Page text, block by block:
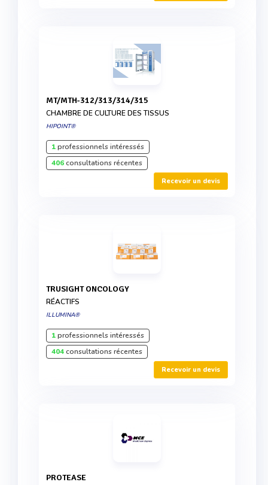
MT/MTH-312/313/314/315
CHAMBRE DE CULTURE DES TISSUS
HIPOINT®
1professionnels intéressés
406consultations récentes
Recevoir un devis
TRUSIGHT ONCOLOGY
RÉACTIFS
ILLUMINA®
1professionnels intéressés
404consultations récentes
Recevoir un devis
PROTEASE